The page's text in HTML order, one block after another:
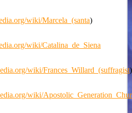
wiki/Marcela_(santa)
wiki/Catalina_de_Siena
wiki/Frances_Willard_(suffragist)
wiki/